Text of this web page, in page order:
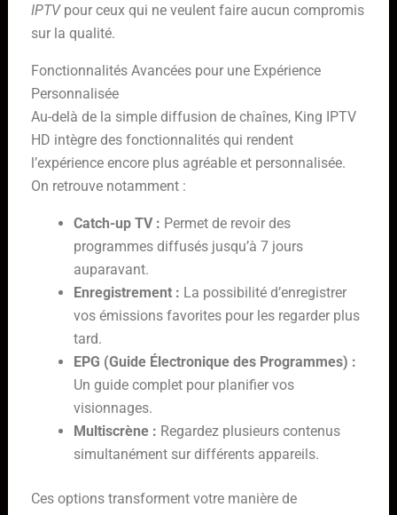
IPTVpour ceux qui ne veulent faire aucun compromis
sur la qualité.
Fonctionnalités Avancées pour une Expérience
Personnalisée
Au-delà de la simple diffusion de chaînes, King IPTV
HD intègre des fonctionnalités qui rendent
l’expérience encore plus agréable et personnalisée.
On retrouve notamment :
Catch-up TV : Permet de revoir des
programmes diffusés jusqu’à 7 jours
auparavant.
Enregistrement : La possibilité d’enregistrer
vos émissions favorites pour les regarder plus
tard.
EPG (Guide Électronique des Programmes) :
Un guide complet pour planifier vos
visionnages.
Multiscrène : Regardez plusieurs contenus
simultanément sur différents appareils.
Ces options transforment votre manière de